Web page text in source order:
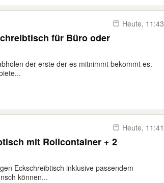
Heute, 11:43
für Büro oder
der erste der es mitnimmt bekommt es.
Heute, 11:41
mit Rollcontainer + 2
Eckschreibtisch inklusive passendem
können...